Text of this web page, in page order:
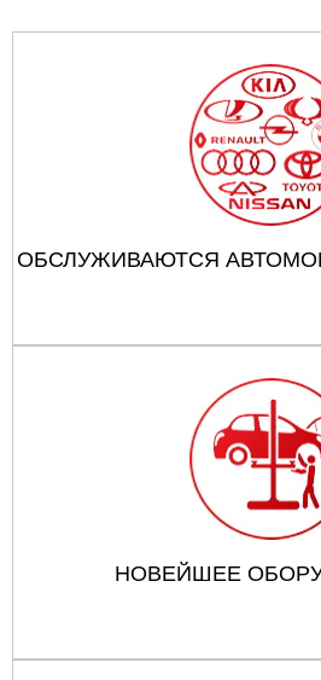
ОБСЛУЖИВАЮТСЯ
НОВЕЙШЕЕ